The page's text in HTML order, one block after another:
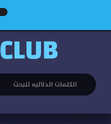
CLUB